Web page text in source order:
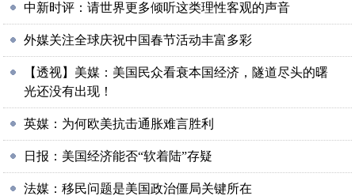
中新时评：请世界更多倾听这类理性客观的声音
外媒关注全球庆祝中国春节活动丰富多彩
【透视】美媒：美国民众看衰本国经济，隧道尽头的曙
光还没有出现！
英媒：为何欧美抗击通胀难言胜利
日报：美国经济能否“软着陆”存疑
法媒：移民问题是美国政治僵局关键所在